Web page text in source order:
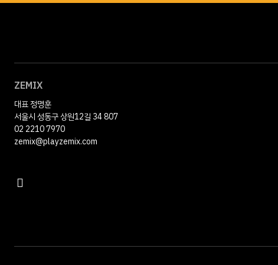
ZEMIX
대표 정명훈
서울시 성동구 상원12길 34 807
02 2210 7970
zemix@playzemix.com